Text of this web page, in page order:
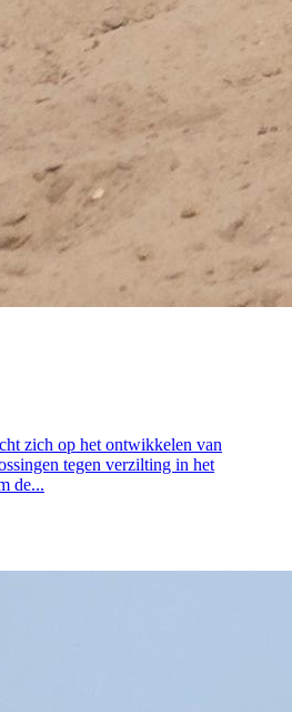
zich op het ontwikkelen van
tegen verzilting in het
de...